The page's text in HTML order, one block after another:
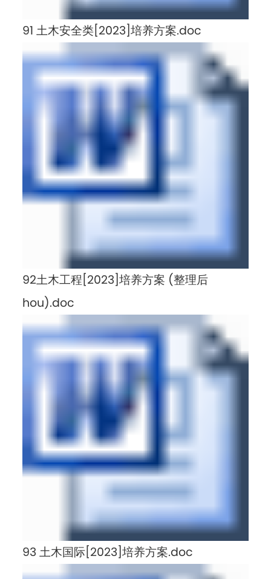
91 土木安全类[2023]培养方案.doc
92土木工程[2023]培养方案 (整理后
hou).doc
93 土木国际[2023]培养方案.doc